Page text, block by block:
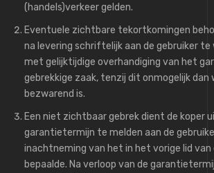
(handels)verkeer gelden.
Eventuele zichtbare tekortkomingen
na levering schriftelijk aan de gebruiker te
met gelijktijdige overhandiging van het
gebrekkige zaak, tenzij dit onmogelijk dan
bezwarend is.
Een niet zichtbaar gebrek dient de koper
garantietermijn te melden aan de
inachtneming van het in het vorige lid van
bepaalde. Na verloop van de